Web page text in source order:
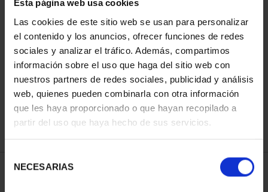
Esta página web usa cookies
Las cookies de este sitio web se usan para personalizar
el contenido y los anuncios, ofrecer funciones de redes
sociales y analizar el tráfico. Además, compartimos
información sobre el uso que haga del sitio web con
nuestros partners de redes sociales, publicidad y análisis
web, quienes pueden combinarla con otra información
que les haya proporcionado o que hayan recopilado a
partir del uso que haya hecho de sus servicios.
NECESARIAS
SORT BY:
REFINE
1 Products found